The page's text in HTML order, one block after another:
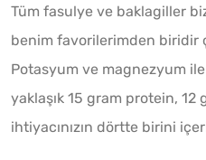
Tüm fasulye ve baklagiller
benim favorilerimden biridir
Potasyum ve magnezyum
yaklaşık 15 gram protein,
ihtiyacınızın dörtte birini